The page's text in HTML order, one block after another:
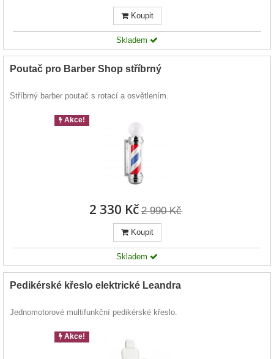
Koupit
Skladem
Poutač pro Barber Shop stříbrný
Stříbrný barber poutač s rotací a osvětlením.
Akce!
2 330 Kč 2 990 Kč
Koupit
Skladem
Pedikérské křeslo elektrické Leandra
Jednomotorové multifunkční pedikérské křeslo.
Akce!